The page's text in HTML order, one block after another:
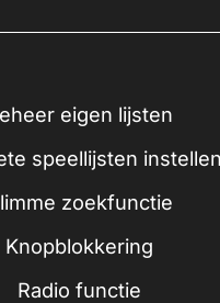
eigen lijsten
speellijsten instellen
zoekfunctie
Knopblokkering
Radio functie